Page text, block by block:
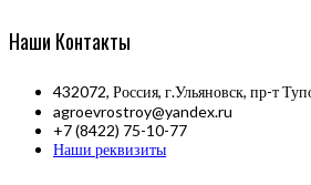
Наши Контакты
432072, Россия, г.Ульяновск, пр-т
agroevrostroy@yandex.ru
+7 (8422) 75-10-77
Наши реквизиты